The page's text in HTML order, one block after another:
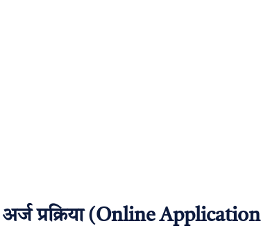
प्रक्रिया (Online Application